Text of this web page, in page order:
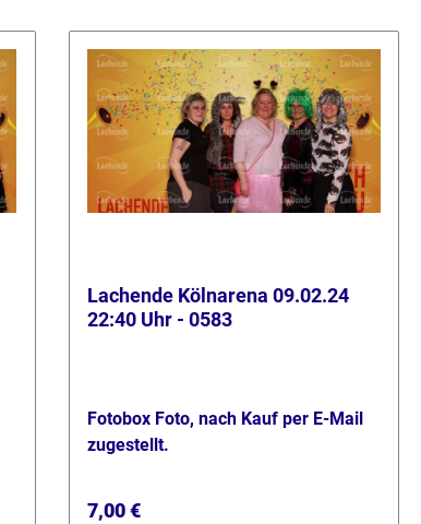
Lachende Kölnarena 09.02.24
22:40 Uhr - 0583
Fotobox Foto, nach Kauf per E-Mail
zugestellt.
Regulärer Preis:
7,00 €